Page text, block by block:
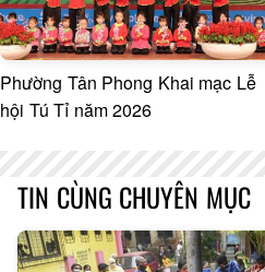
Phường Tân Phong Khai mạc Lễ
hội Tú Tỉ năm 2026
TIN CÙNG CHUYÊN MỤC